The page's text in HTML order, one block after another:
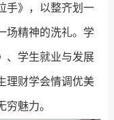
手》，以整齐划一
场精神的洗礼。学
、学生就业与发展
理财学会情调优美
魅力。